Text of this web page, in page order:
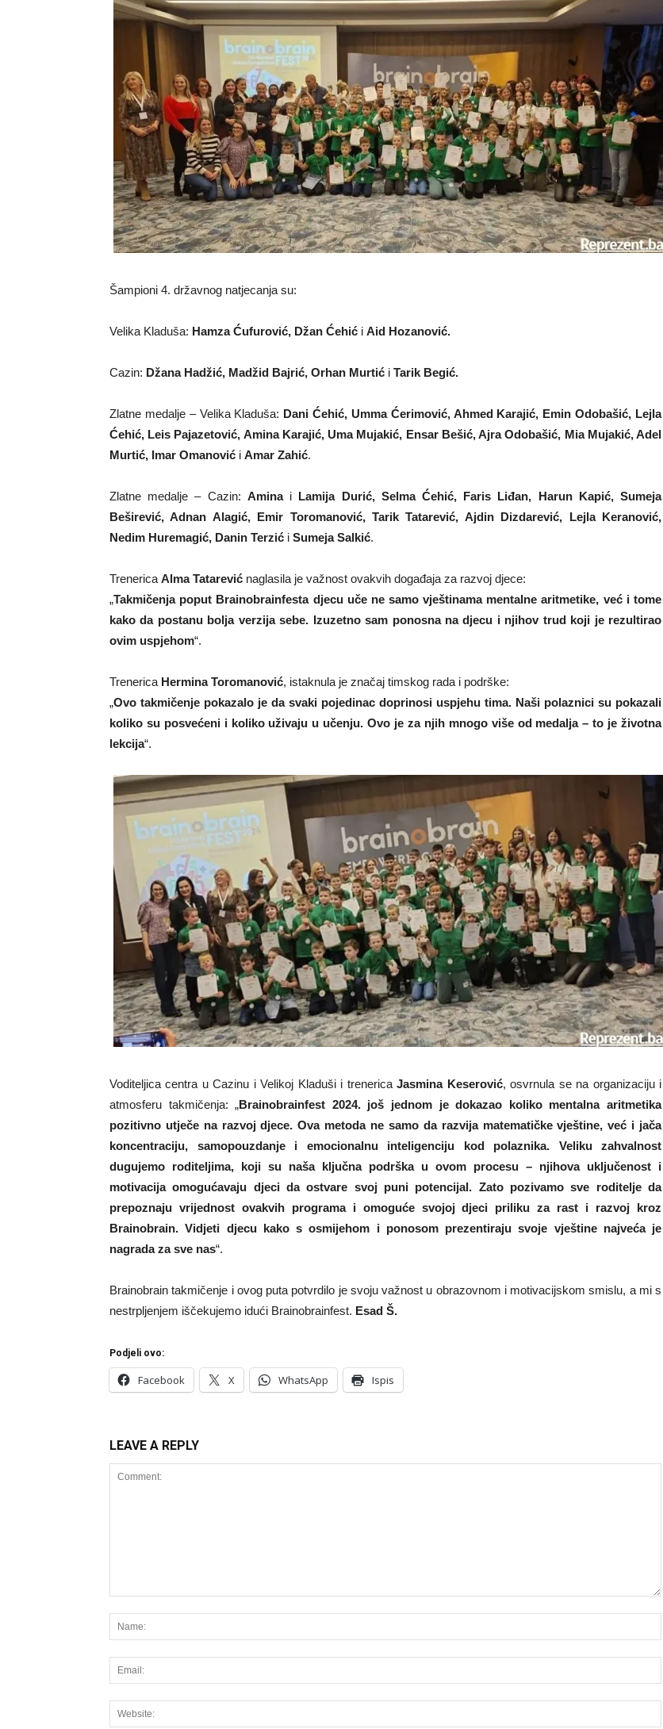
Šampioni 4. državnog natjecanja su:
Velika Kladuša: Hamza Ćufurović, Džan Ćehić i Aid Hozanović.
Cazin: Džana Hadžić, Madžid Bajrić, Orhan Murtić i Tarik Begić.
Zlatne medalje – Velika Kladuša: Dani Ćehić, Umma Ćerimović, Ahmed Karajić, Emin Odobašić, Lejla
Ćehić, Leis Pajazetović, Amina Karajić, Uma Mujakić, Ensar Bešić, Ajra Odobašić, Mia Mujakić, Adel
Murtić, Imar Omanović i Amar Zahić.
Zlatne medalje – Cazin: Aminai Lamija Durić, Selma Ćehić, Faris Liđan, Harun Kapić, Sumeja
Beširević, Adnan Alagić, Emir Toromanović, Tarik Tatarević, Ajdin Dizdarević, Lejla Keranović,
Nedim Huremagić, Danin Terzić i Sumeja Salkić.
Trenerica Alma Tatarević naglasila je važnost ovakvih događaja za razvoj djece:
„Takmičenja poput Brainobrainfesta djecu uče ne samo vještinama mentalne aritmetike, već i tome
kako da postanu bolja verzija sebe. Izuzetno sam ponosna na djecu i njihov trud koji je rezultirao
ovim uspjehom“.
Trenerica Hermina Toromanović, istaknula je značaj timskog rada i podrške:
„Ovo takmičenje pokazalo je da svaki pojedinac doprinosi uspjehu tima. Naši polaznici su pokazali
koliko su posvećeni i koliko uživaju u učenju. Ovo je za njih mnogo više od medalja – to je životna
lekcija“.
Voditeljica centra u Cazinu i Velikoj Kladuši i trenericaJasmina Keserović, osvrnula se na organizaciju i
atmosferu takmičenja: „Brainobrainfest 2024. još jednom je dokazao koliko mentalna aritmetika
pozitivno utječe na razvoj djece. Ova metoda ne samo da razvija matematičke vještine, već i jača
koncentraciju, samopouzdanje i emocionalnu inteligenciju kod polaznika. Veliku zahvalnost
dugujemo roditeljima, koji su naša ključna podrška u ovom procesu – njihova uključenost i
motivacija omogućavaju djeci da ostvare svoj puni potencijal. Zato pozivamo sve roditelje da
prepoznaju vrijednost ovakvih programa i omoguće svojoj djeci priliku za rast i razvoj kroz
Brainobrain. Vidjeti djecu kako s osmijehom i ponosom prezentiraju svoje vještine najveća je
nagrada za sve nas“.
Brainobrain takmičenje i ovog puta potvrdilo je svoju važnost u obrazovnom i motivacijskom smislu, a mi s
nestrpljenjem iščekujemo idući Brainobrainfest. Esad Š.
Podjeli ovo:
Facebook X WhatsApp Ispis
LEAVE A REPLY